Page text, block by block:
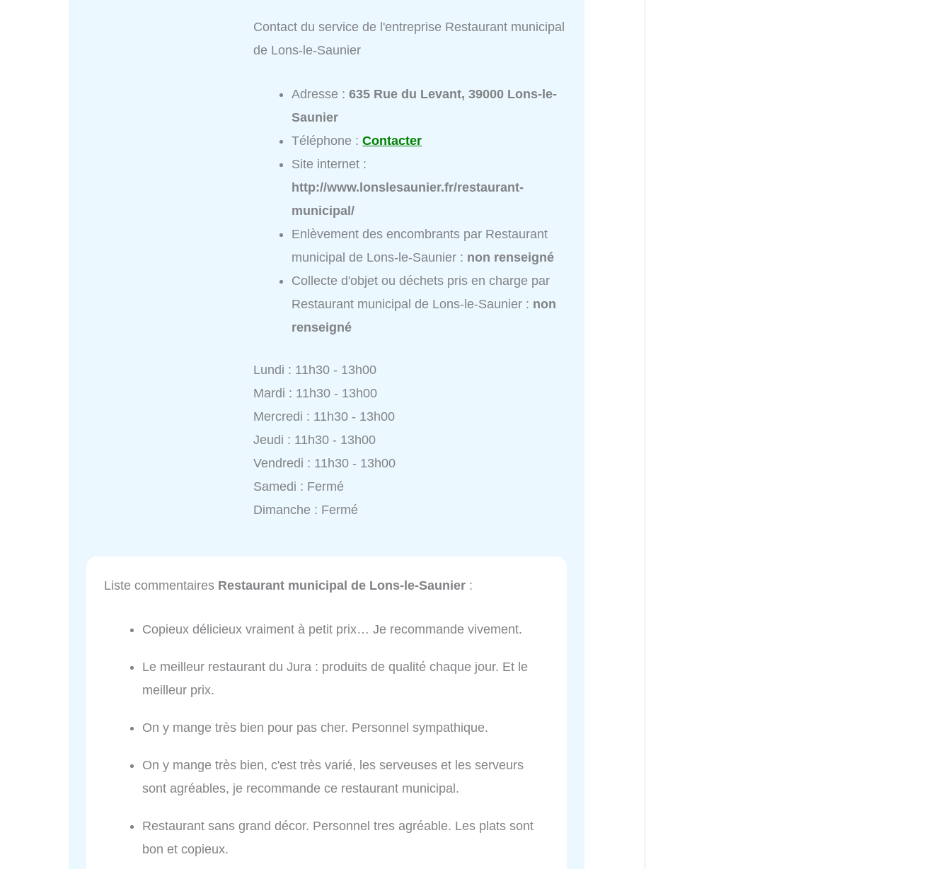
Contact du service de l'entreprise Restaurant municipal
de Lons-le-Saunier
Adresse :635 Rue du Levant, 39000 Lons-le-
Saunier
Téléphone :Contacter
Site internet :
http://www.lonslesaunier.fr/restaurant-
municipal/
Enlèvement des encombrants par Restaurant
municipal de Lons-le-Saunier : non renseigné
Collecte d'objet ou déchets pris en charge par
Restaurant municipal de Lons-le-Saunier : non
renseigné
Lundi : 11h30 - 13h00
Mardi : 11h30 - 13h00
Mercredi : 11h30 - 13h00
Jeudi : 11h30 - 13h00
Vendredi : 11h30 - 13h00
Samedi : Fermé
Dimanche : Fermé
Liste commentaires Restaurant municipal de Lons-le-Saunier :
Copieux délicieux vraiment à petit prix… Je recommande vivement.
Le meilleur restaurant du Jura : produits de qualité chaque jour. Et le
meilleur prix.
On y mange très bien pour pas cher. Personnel sympathique.
On y mange très bien, c'est très varié, les serveuses et les serveurs
sont agréables, je recommande ce restaurant municipal.
Restaurant sans grand décor. Personnel tres agréable. Les plats sont
bon et copieux.